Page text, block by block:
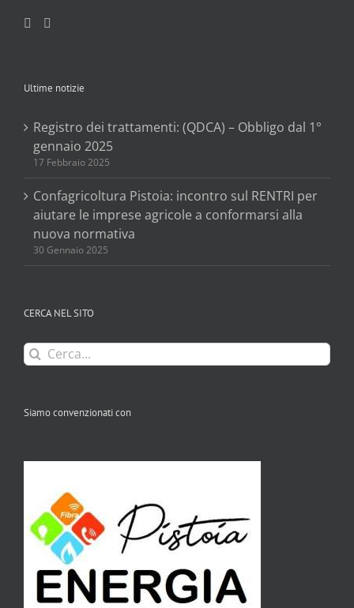
Ultime notizie
Registro dei trattamenti: (QDCA) – Obbligo dal 1°
gennaio 2025
17 Febbraio 2025
Confagricoltura Pistoia: incontro sul RENTRI per
aiutare le imprese agricole a conformarsi alla
nuova normativa
30 Gennaio 2025
CERCA NEL SITO
Cerca
per:
Siamo convenzionati con